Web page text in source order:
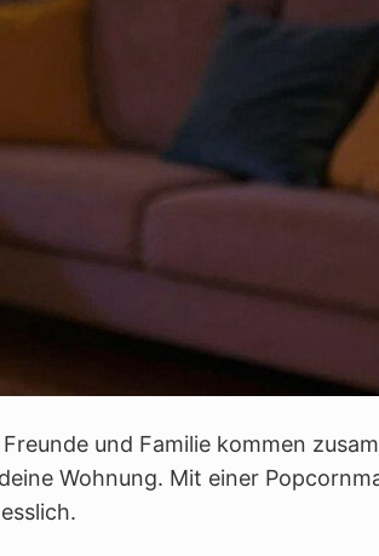
und Familie kommen
Wohnung. Mit einer